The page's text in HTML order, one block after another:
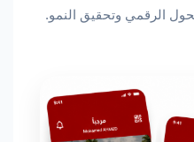
الرقمي وتحقيق النمو.